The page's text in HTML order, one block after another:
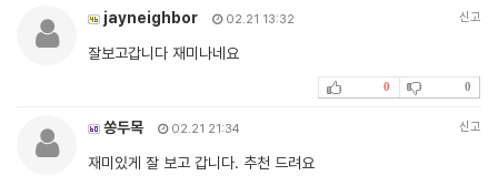
jayneighbor 02.21 13:32 신고
잘보고갑니다 재미나네요
0 0
쏭두목 02.21 21:34 신고
재미있게 잘 보고 갑니다. 추천 드려요